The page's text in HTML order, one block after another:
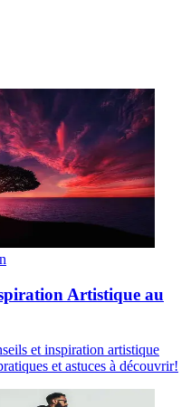
Artistique au
et inspiration artistique
et astuces à découvrir!